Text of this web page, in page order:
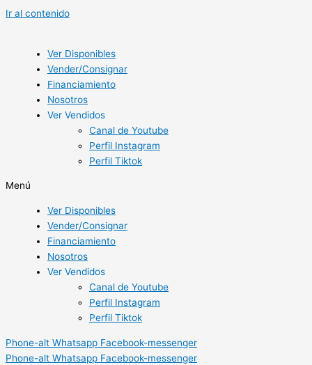
Ir al contenido
Ver Disponibles
Vender/Consignar
Financiamiento
Nosotros
Ver Vendidos
Canal de Youtube
Perfil Instagram
Perfil Tiktok
Menú
Ver Disponibles
Vender/Consignar
Financiamiento
Nosotros
Ver Vendidos
Canal de Youtube
Perfil Instagram
Perfil Tiktok
Phone-alt Whatsapp Facebook-messenger
Phone-alt Whatsapp Facebook-messenger